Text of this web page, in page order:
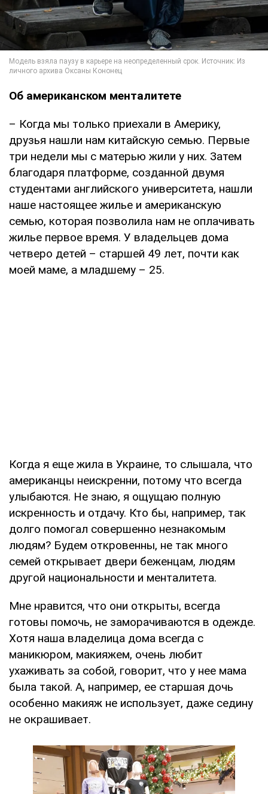
Об американском менталитете
– Когда мы только приехали в Америку,
друзья нашли нам китайскую семью. Первые
три недели мы с матерью жили у них. Затем
благодаря платформе, созданной двумя
студентами английского университета, нашли
наше настоящее жилье и американскую
семью, которая позволила нам не оплачивать
жилье первое время. У владельцев дома
четверо детей – старшей 49 лет, почти как
моей маме, а младшему – 25.
Когда я еще жила в Украине, то слышала, что
американцы неискренни, потому что всегда
улыбаются. Не знаю, я ощущаю полную
искренность и отдачу. Кто бы, например, так
долго помогал совершенно незнакомым
людям? Будем откровенны, не так много
семей открывает двери беженцам, людям
другой национальности и менталитета.
Мне нравится, что они открыты, всегда
готовы помочь, не заморачиваются в одежде.
Хотя наша владелица дома всегда с
маникюром, макияжем, очень любит
ухаживать за собой, говорит, что у нее мама
была такой. А, например, ее старшая дочь
особенно макияж не использует, даже седину
не окрашивает.